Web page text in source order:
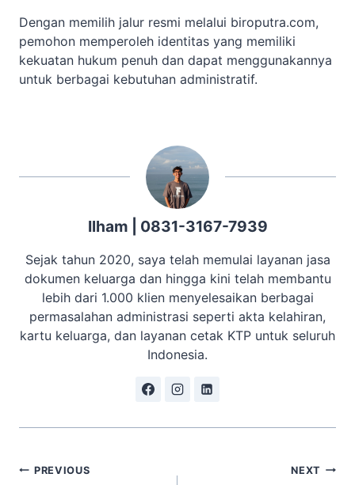
Dengan memilih jalur resmi melalui biroputra.com,
pemohon memperoleh identitas yang memiliki
kekuatan hukum penuh dan dapat menggunakannya
untuk berbagai kebutuhan administratif.
Ilham | 0831-3167-7939
Sejak tahun 2020, saya telah memulai layanan jasa
dokumen keluarga dan hingga kini telah membantu
lebih dari 1.000 klien menyelesaikan berbagai
permasalahan administrasi seperti akta kelahiran,
kartu keluarga, dan layanan cetak KTP untuk seluruh
Indonesia.
Navigasi
PREVIOUS NEXT